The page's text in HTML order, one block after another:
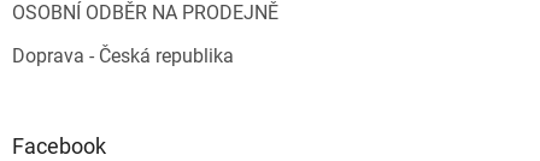
OSOBNÍ ODBĚR NA PRODEJNĚ
Doprava - Česká republika
Facebook